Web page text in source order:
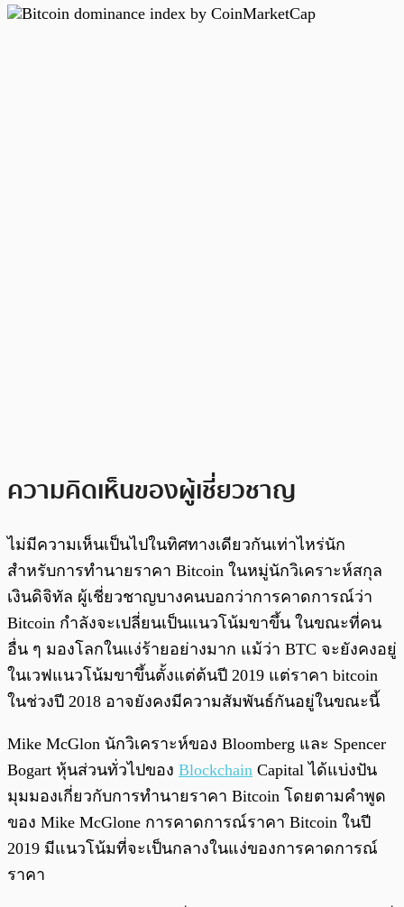
ความคิดเห็นของผู้เชี่ยวชาญ
ไม่มีความเห็นเป็นไปในทิศทางเดียวกันเท่าไหร่นัก
สำหรับการทำนายราคา Bitcoin ในหมู่นักวิเคราะห์สกุล
เงินดิจิทัล ผู้เชี่ยวชาญบางคนบอกว่าการคาดการณ์ว่า
Bitcoin กำลังจะเปลี่ยนเป็นแนวโน้มขาขึ้น ในขณะที่คน
อื่น ๆ มองโลกในแง่ร้ายอย่างมาก แม้ว่า BTC จะยังคงอยู่
ในเวฟแนวโน้มขาขึ้นตั้งแต่ต้นปี 2019 แต่ราคา bitcoin
ในช่วงปี 2018 อาจยังคงมีความสัมพันธ์กันอยู่ในขณะนี้
Mike McGlon นักวิเคราะห์ของ Bloomberg และ Spencer
Bogart หุ้นส่วนทั่วไปของ Blockchain Capital ได้แบ่งปัน
มุมมองเกี่ยวกับการทำนายราคา Bitcoin โดยตามคำพูด
ของ Mike McGlone การคาดการณ์ราคา Bitcoin ในปี
2019 มีแนวโน้มที่จะเป็นกลางในแง่ของการคาดการณ์
ราคา